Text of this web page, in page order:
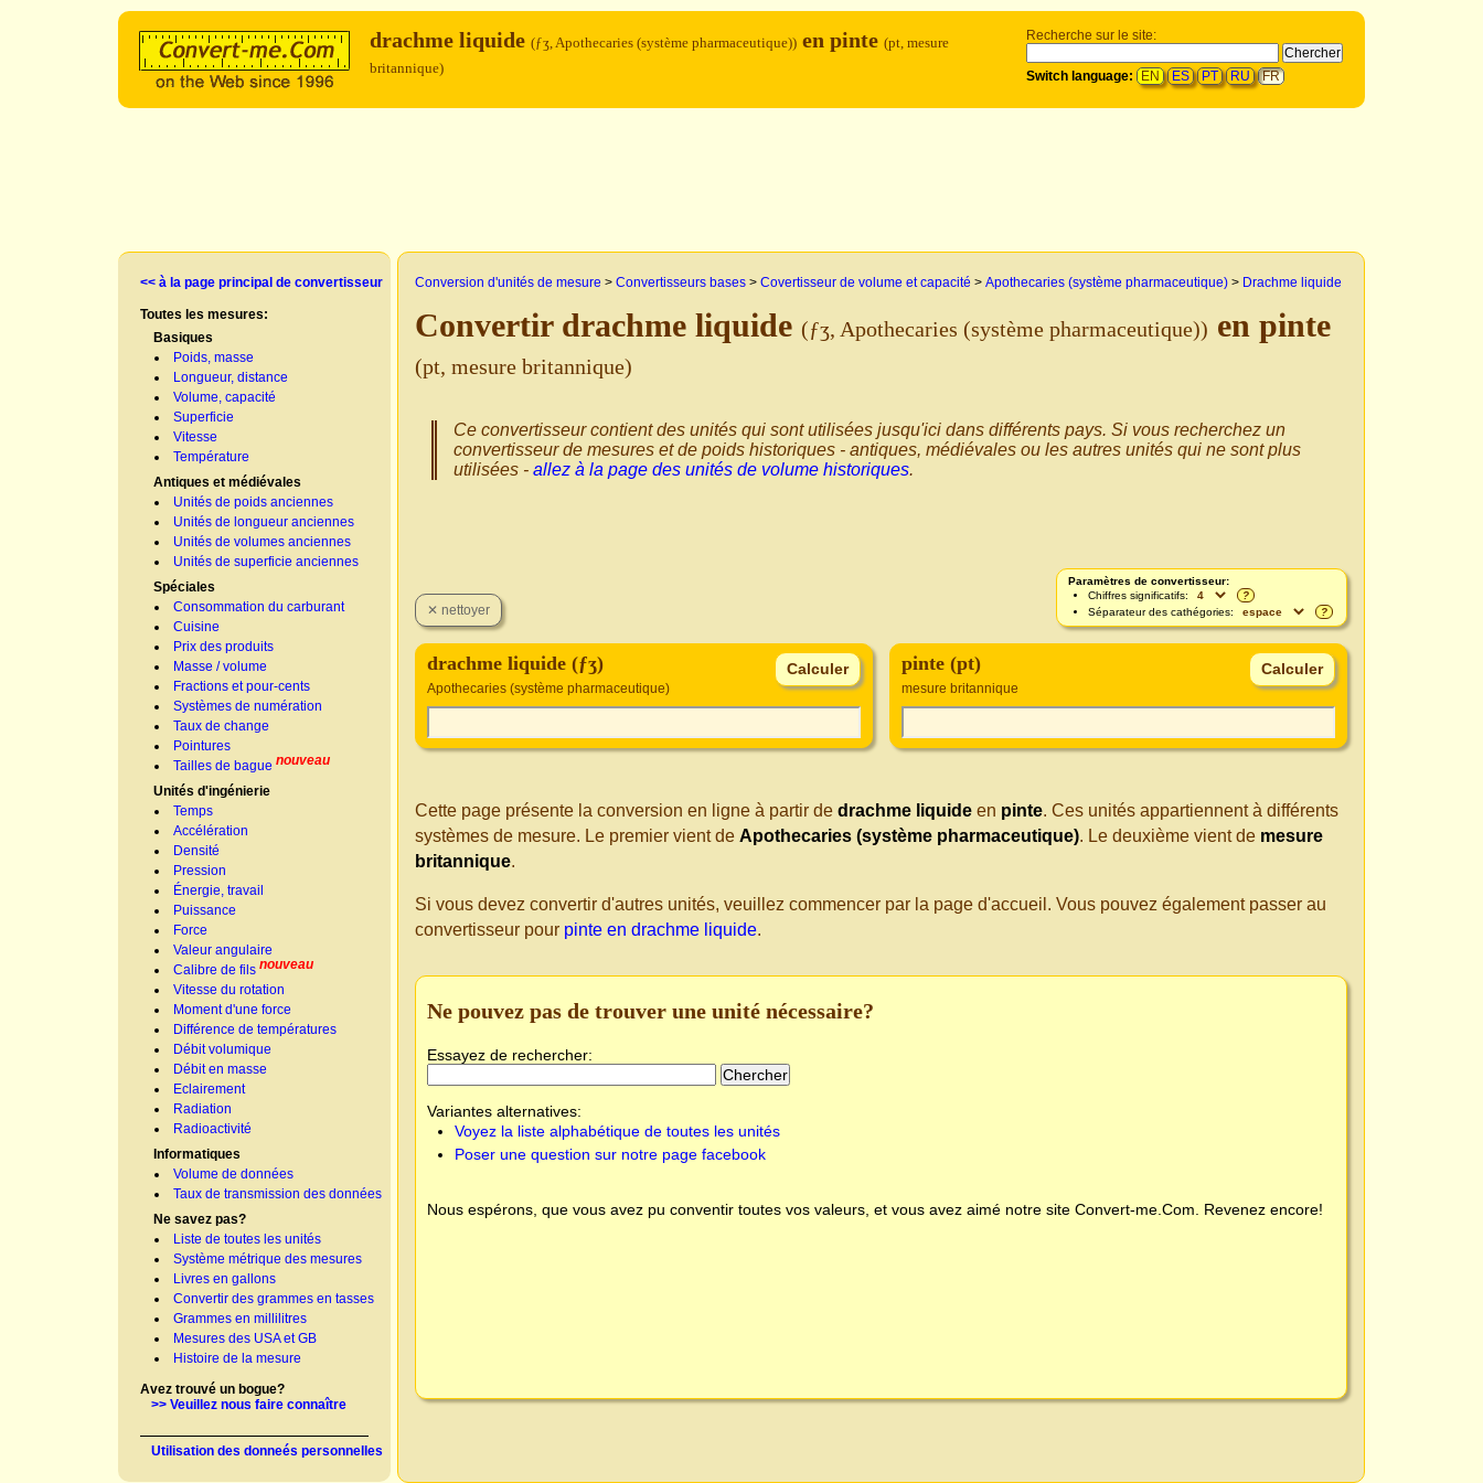
Recherche sur le site:
Switch language: EN ES PT RU FR
drachme liquide (ƒʒ, Apothecaries (système pharmaceutique)) en pinte (pt, mesure
britannique)
<< à la page principal de convertisseur
Toutes les mesures:
Basiques
Poids, masse
Longueur, distance
Volume, capacité
Superficie
Vitesse
Température
Antiques et médiévales
Unités de poids anciennes
Unités de longueur anciennes
Unités de volumes anciennes
Unités de superficie anciennes
Spéciales
Consommation du carburant
Cuisine
Prix des produits
Masse / volume
Fractions et pour-cents
Systèmes de numération
Taux de change
Pointures
Tailles de bague nouveau
Unités d'ingénierie
Temps
Accélération
Densité
Pression
Énergie, travail
Puissance
Force
Valeur angulaire
Calibre de fils nouveau
Vitesse du rotation
Moment d'une force
Différence de températures
Débit volumique
Débit en masse
Eclairement
Radiation
Radioactivité
Informatiques
Volume de données
Taux de transmission des données
Ne savez pas?
Liste de toutes les unités
Système métrique des mesures
Livres en gallons
Convertir des grammes en tasses
Grammes en millilitres
Mesures des USA et GB
Histoire de la mesure
Avez trouvé un bogue?
>> Veuillez nous faire connaître
Utilisation des donneés personnelles
Conversion d'unités de mesure > Convertisseurs bases > Covertisseur de volume et capacité > Apothecaries (système pharmaceutique) > Drachme liquide
Convertir drachme liquide (ƒʒ, Apothecaries (système pharmaceutique)) en pinte
(pt, mesure britannique)
Ce convertisseur contient des unités qui sont utilisées jusqu'ici dans différents pays. Si vous recherchez un
convertisseur de mesures et de poids historiques - antiques, médiévales ou les autres unités qui ne sont plus
utilisées - allez à la page des unités de volume historiques.
Paramètres de convertisseur:
Chiffres significatifs:
?
Séparateur des cathégories:
?
drachme liquide (ƒʒ)
Apothecaries (système pharmaceutique)
pinte (pt)
mesure britannique
Cette page présente la conversion en ligne à partir de drachme liquide en pinte. Ces unités appartiennent à différents
systèmes de mesure. Le premier vient de Apothecaries (système pharmaceutique). Le deuxième vient de mesure
britannique.
Si vous devez convertir d'autres unités, veuillez commencer par la page d'accueil. Vous pouvez également passer au
convertisseur pour pinte en drachme liquide.
Ne pouvez pas de trouver une unité nécessaire?
Essayez de rechercher:
Variantes alternatives:
Voyez la liste alphabétique de toutes les unités
Poser une question sur notre page facebook
Nous espérons, que vous avez pu conventir toutes vos valeurs, et vous avez aimé notre site Convert-me.Com . Revenez encore!